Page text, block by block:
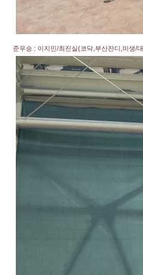
준우승 : 이지민/최진실(코닥,부산잔디,미생/